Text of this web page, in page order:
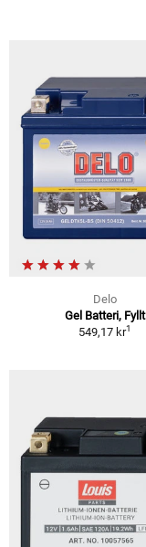
Delo
Gel Batteri, Fyllt
549,17 kr1